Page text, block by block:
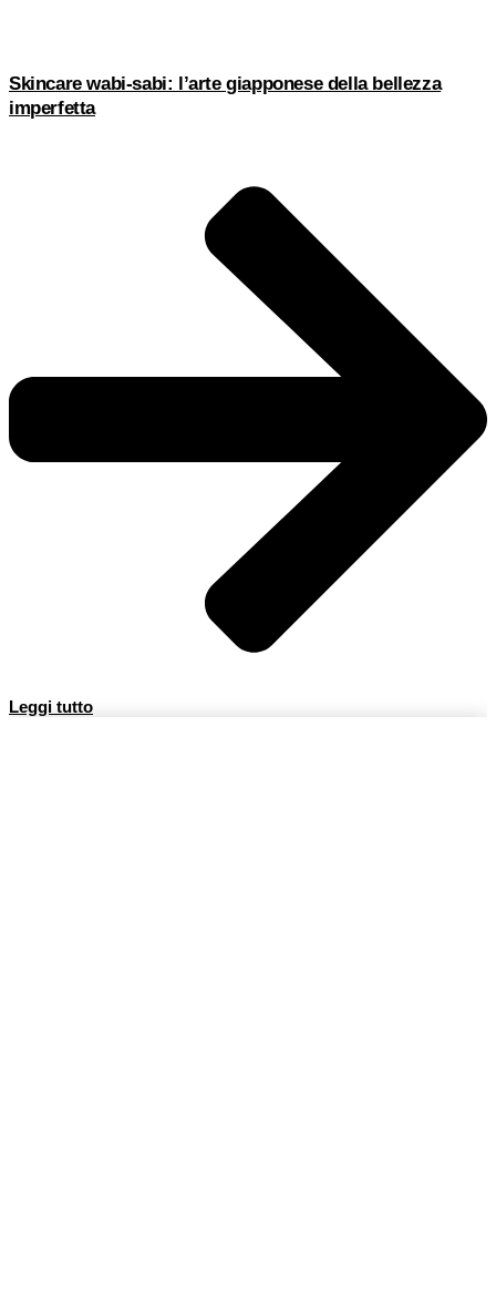
Skincare wabi-sabi: l’arte giapponese della bellezza
imperfetta
Leggi tutto